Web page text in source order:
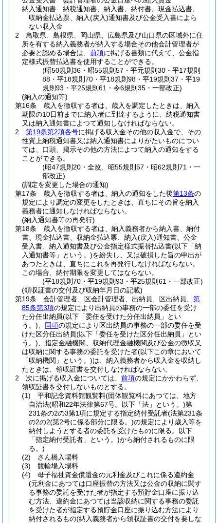
納入通知書 納税通知書、納入書、納付書、現金払込書、
収納金払込票、納入(戻入)通知書及び公金受入書によら
ない収入金
2
鳥取県、島根県、岡山県、広島県及び山口県の区域外に住
所を有する納入義務者が納入する場合その他会計管理者が
必要と認める場合は、 前項に掲げる書類に代えて、公金指
定様式振替払込書を使用することができる。
(昭50規則36・昭55規則57・平元規則30・平17規則
88・平18規則70・平18規則98・平19規則37・平19
規則93・平25規則61・令6規則35・一部改正)
(納入の通知等)
第16条
歳入を徴収する者は、歳入を調定したときは、納入
期限の10日前までに納入者に到達するように、納税通知書
又は納入通知書によつて通知しなければならない。
2
第19条第2項各号に掲げる収入金その他の収入金で、その
性質上納税通知書又は納入通知書によりがたいものについ
ては、口頭、掲示その他の方法によつて納入の通知をする
ことができる。
(昭47規則20・全改、昭55規則57・昭62規則71・一
部改正)
(調定を変更した場合の通知)
第17条
歳入を徴収する者は、納入の通知をした後第13条の
規定により調定の変更をしたときは、直ちにその旨を納入
義務者に通知しなければならない。
(納入通知書等の再発行)
第18条
歳入を徴収する者は、納入義務者から納入書、納付
書、現金払込書、収納金払込票、納入(戻入)通知書、公金
受入書、納入通知書及び公金指定様式振替払込書(以下「納
入通知書等」という。)を紛失し、又は破損した旨の申出が
あつたときは、直ちにこれを再発行しなければならない。
この場合、納付期限を変更してはならない。
(平18規則70・平19規則93・平25規則61・一部改正)
(領収証書の交付及び収納年月日の記載)
第19条
会計管理者、区会計管理者、出納員、区出納員、 第
85条第3項の規定により出納員の事務の一部の委任を受け
た分任出納員(以下「委任を受けた分任出納員」とい
う。)
同項の規定により区出納員の事務の一部の委任を受
けた区分任出納員(以下「委任を受けた区分任出納員」とい
う。) 、指定金融機関、収納代理金融機関及び公金の徴収又
は収納に関する事務の委託を受けた者(以下この章において
「収納機関」という。)は、納入義務者から収入金を収納し
たときは、領収証書を交付しなければならない。
2
次に掲げる収入金については、 前項の規定にかかわらず、
領収証書を交付しないものとする。
(1)
平和記念資料館観覧料(団体観覧料にあつては、地方
自治法(昭和22年法律第67号。以下「法」という。)第
231条の2の3第1項に規定する指定納付受託者(法第231条
の2の2(第2号に係る部分に限る。)の規定により歳入等を
納付しようとする者の委託を受けたものに限る。以下
「指定納付受託者」という。)から納付されるものに限
る。)
(2)
さん橋入場料
(3)
競輪場入場料
(4)
母子福祉資金償還金の元利金及びこれに係る違約金
(元利金にあつては口座振替の方法又は公金の収納に関す
る事務の委託を受けた者が指定する預貯金口座に振り込
む方法、違約金にあつては当該収納に関する事務の委託
を受けた者が指定する預貯金口座に振り込む方法により
納付されるもの(納入義務者から領収証書の交付を要しな